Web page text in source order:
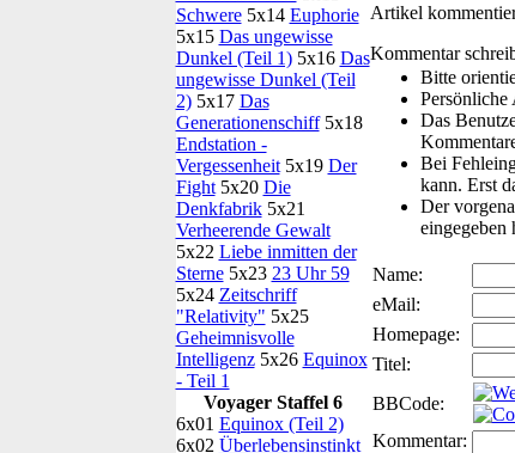
Schwere5x14 Euphorie
5x15 Das ungewisse
Dunkel (Teil 1)5x16 Das
ungewisse Dunkel (Teil
2)5x17 Das
Generationenschiff5x18
Endstation -
Vergessenheit5x19 Der
Fight5x20 Die
Denkfabrik5x21
Verheerende Gewalt
5x22 Liebe inmitten der
Sterne5x23 23 Uhr 59
5x24 Zeitschriff
"Relativity" 5x25
Geheimnisvolle
Intelligenz5x26 Equinox
- Teil 1
Voyager Staffel 6
6x01 Equinox (Teil 2)
6x02 Überlebensinstinkt
Artikel
Kommentar
Bitte
Das
Bei
kann. Erst
Der
eingegeben
Name:
eMail:
Homepage:
Titel:
BBCode:
Kommentar: